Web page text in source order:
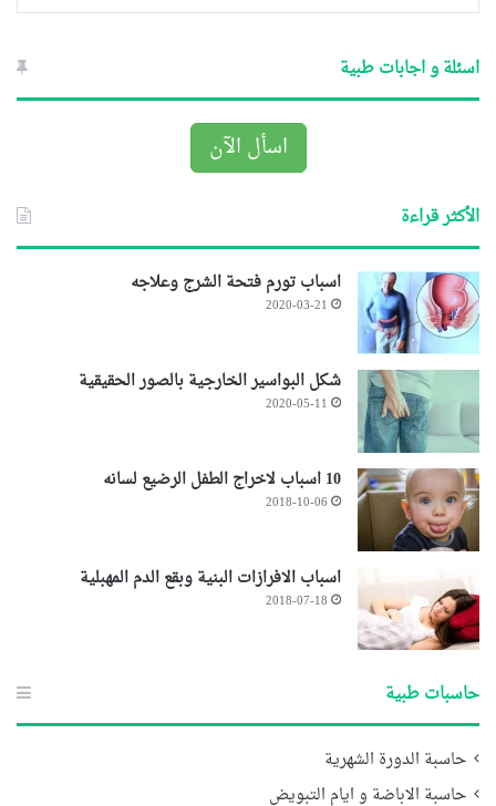
اسئلة و اجابات طبية
اسأل الآن
الأكثر قراءة
اسباب تورم فتحة الشرج وعلاجه
2020-03-21
شكل البواسير الخارجية بالصور الحقيقية
2020-05-11
10 اسباب لاخراج الطفل الرضيع لسانه
2018-10-06
اسباب الافرازات البنية وبقع الدم المهبلية
2018-07-18
حاسبات طبية
حاسبة الدورة الشهرية
حاسبة الاباضة و ايام التبويض